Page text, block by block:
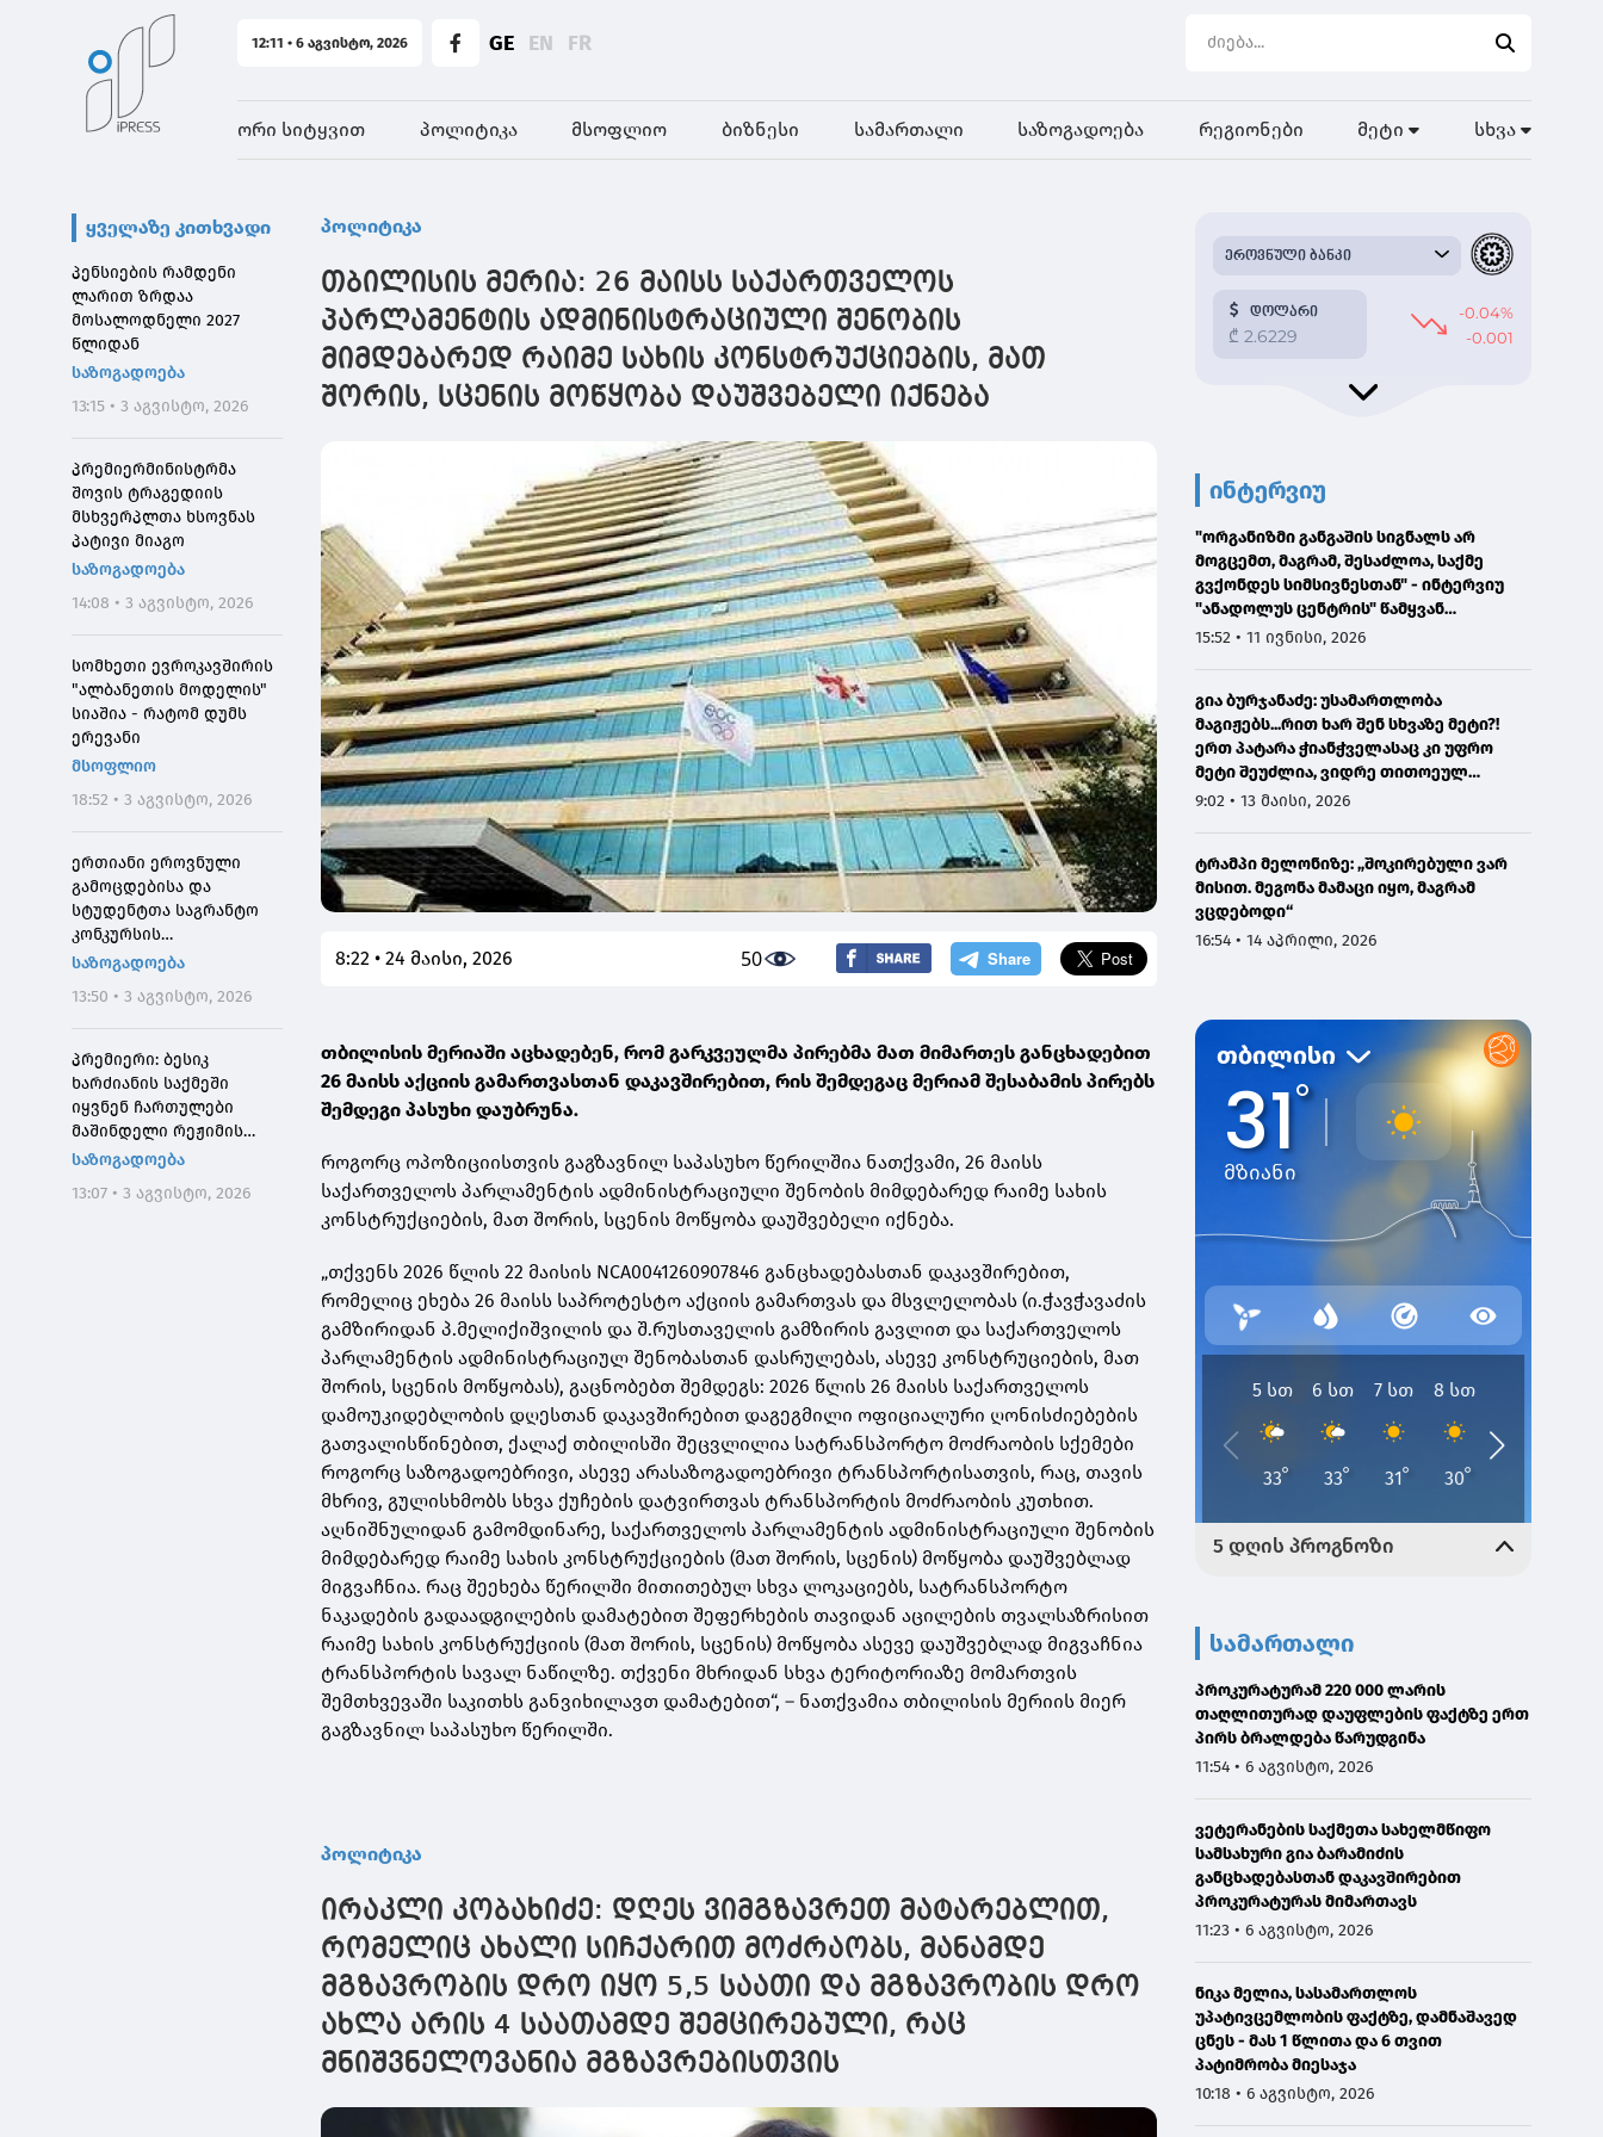
12:11 • 6 აგვისტო, 2026 GE EN FR
ორი სიტყვით პოლიტიკა მსოფლიო ბიზნესი სამართალი საზოგადოება რეგიონები მეტი სხვა
ყველაზე კითხვადი
პენსიების რამდენი
ლარით ზრდაა
მოსალოდნელი 2027
წლიდან
საზოგადოება
13:15 • 3 აგვისტო, 2026
პრემიერმინისტრმა
შოვის ტრაგედიის
მსხვერპლთა ხსოვნას
პატივი მიაგო
საზოგადოება
14:08 • 3 აგვისტო, 2026
სომხეთი ევროკავშირის
"ალბანეთის მოდელის"
სიაშია - რატომ დუმს
ერევანი
მსოფლიო
18:52 • 3 აგვისტო, 2026
ერთიანი ეროვნული
გამოცდებისა და
სტუდენტთა საგრანტო
კონკურსის
მონაწილეებისთვის
განაცხადების მიღება 4
აგვისტოს 10:00
საათიდან დაიწყება
საზოგადოება
13:50 • 3 აგვისტო, 2026
პრემიერი: ბესიკ
ხარძიანის საქმეში
იყვნენ ჩართულები
მაშინდელი რეჟიმის
მაღალჩინოსნები, ეს
შეგვახსენებს იმას, თუ
საზოგადოება
13:07 • 3 აგვისტო, 2026
პოლიტიკა
თბილისის მერია: 26 მაისს საქართველოს
პარლამენტის ადმინისტრაციული შენობის
მიმდებარედ რაიმე სახის კონსტრუქციების, მათ
შორის, სცენის მოწყობა დაუშვებელი იქნება
8:22 • 24 მაისი, 2026 50
თბილისის მერიაში აცხადებენ, რომ გარკვეულმა პირებმა მათ მიმართეს განცხადებით
26 მაისს აქციის გამართვასთან დაკავშირებით, რის შემდეგაც მერიამ შესაბამის პირებს
შემდეგი პასუხი დაუბრუნა.
როგორც ოპოზიციისთვის გაგზავნილ საპასუხო წერილშია ნათქვამი, 26 მაისს
საქართველოს პარლამენტის ადმინისტრაციული შენობის მიმდებარედ რაიმე სახის
კონსტრუქციების, მათ შორის, სცენის მოწყობა დაუშვებელი იქნება.
„თქვენს 2026 წლის 22 მაისის NCA0041260907846 განცხადებასთან დაკავშირებით,
რომელიც ეხება 26 მაისს საპროტესტო აქციის გამართვას და მსვლელობას (ი.ჭავჭავაძის
გამზირიდან პ.მელიქიშვილის და შ.რუსთაველის გამზირის გავლით და საქართველოს
პარლამენტის ადმინისტრაციულ შენობასთან დასრულებას, ასევე კონსტრუციების, მათ
შორის, სცენის მოწყობას), გაცნობებთ შემდეგს: 2026 წლის 26 მაისს საქართველოს
დამოუკიდებლობის დღესთან დაკავშირებით დაგეგმილი ოფიციალური ღონისძიებების
გათვალისწინებით, ქალაქ თბილისში შეცვლილია სატრანსპორტო მოძრაობის სქემები
როგორც საზოგადოებრივი, ასევე არასაზოგადოებრივი ტრანსპორტისათვის, რაც, თავის
მხრივ, გულისხმობს სხვა ქუჩების დატვირთვას ტრანსპორტის მოძრაობის კუთხით.
აღნიშნულიდან გამომდინარე, საქართველოს პარლამენტის ადმინისტრაციული შენობის
მიმდებარედ რაიმე სახის კონსტრუქციების (მათ შორის, სცენის) მოწყობა დაუშვებლად
მიგვაჩნია. რაც შეეხება წერილში მითითებულ სხვა ლოკაციებს, სატრანსპორტო
ნაკადების გადაადგილების დამატებით შეფერხების თავიდან აცილების თვალსაზრისით
რაიმე სახის კონსტრუქციის (მათ შორის, სცენის) მოწყობა ასევე დაუშვებლად მიგვაჩნია
ტრანსპორტის სავალ ნაწილზე. თქვენი მხრიდან სხვა ტერიტორიაზე მომართვის
შემთხვევაში საკითხს განვიხილავთ დამატებით“, – ნათქვამია თბილისის მერიის მიერ
გაგზავნილ საპასუხო წერილში.
პოლიტიკა
ირაკლი კობახიძე: დღეს ვიმგზავრეთ მატარებლით,
რომელიც ახალი სიჩქარით მოძრაობს, მანამდე
მგზავრობის დრო იყო 5,5 საათი და მგზავრობის დრო
ახლა არის 4 საათამდე შემცირებული, რაც
მნიშვნელოვანია მგზავრებისთვის
ინტერვიუ
"ორგანიზმი განგაშის სიგნალს არ
მოგცემთ, მაგრამ, შესაძლოა, საქმე
გვქონდეს სიმსივნესთან" - ინტერვიუ
"ანადოლუს ცენტრის" წამყვან
ონკოლოგთან
15:52 • 11 ივნისი, 2026
გია ბურჯანაძე: უსამართლობა
მაგიჟებს...რით ხარ შენ სხვაზე მეტი?!
ერთ პატარა ჭიანჭველასაც კი უფრო
მეტი შეუძლია, ვიდრე თითოეულ
ჩვენგანს...
9:02 • 13 მაისი, 2026
ტრამპი მელონიზე: „შოკირებული ვარ
მისით. მეგონა მამაცი იყო, მაგრამ
ვცდებოდი“
16:54 • 14 აპრილი, 2026
სამართალი
პროკურატურამ 220 000 ლარის
თაღლითურად დაუფლების ფაქტზე ერთ
პირს ბრალდება წარუდგინა
11:54 • 6 აგვისტო, 2026
ვეტერანების საქმეთა სახელმწიფო
სამსახური გია ბარამიძის
განცხადებასთან დაკავშირებით
პროკურატურას მიმართავს
11:23 • 6 აგვისტო, 2026
ნიკა მელია, სასამართლოს
უპატივცემლობის ფაქტზე, დამნაშავედ
ცნეს - მას 1 წლითა და 6 თვით
პატიმრობა მიესაჯა
10:18 • 6 აგვისტო, 2026